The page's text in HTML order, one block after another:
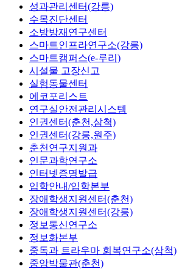
성과관리센터(강릉)
수목진단센터
소방방재연구센터
스마트인프라연구소(강릉)
스마트캠퍼스(e-루리)
시설물 고장신고
실험동물센터
에코포리스트
연구실안전관리시스템
인권센터(춘천,삼척)
인권센터(강릉,원주)
춘천연구지원과
인문과학연구소
인터넷증명발급
입학안내/입학본부
장애학생지원센터(춘천)
장애학생지원센터(강릉)
정보통신연구소
정보화본부
중독과 트라우마 회복연구소(삼척)
중앙박물관(춘천)